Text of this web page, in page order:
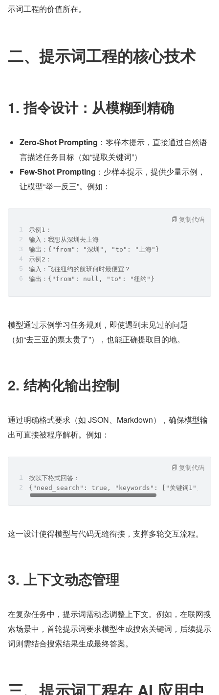
示词工程的价值所在。
二、提示词工程的核心技术
1. 指令设计：从模糊到精确
Zero-Shot Prompting ：零样本提示，直接通过自然语
言描述任务目标（如“提取关键词”）
Few-Shot Prompting ：少样本提示，提供少量示例，
让模型“举一反三”。例如：
示例1：
输入：我想从深圳去上海
输出：{"from": "深圳", "to": "上海"}
示例2：
输入：飞往纽约的航班何时最便宜？
输出：{"from": null, "to": "纽约"}
复制代码
模型通过示例学习任务规则，即使遇到未见过的问题
（如“去三亚的票太贵了”），也能正确提取目的地。
2. 结构化输出控制
通过明确格式要求（如 JSON、Markdown），确保模型输
出可直接被程序解析。例如：
按以下格式回答：
{"need_search": true, "keywords": ["关键词1", "
复制代码
这一设计使得模型与代码无缝衔接，支撑多轮交互流程。
3. 上下文动态管理
在复杂任务中，提示词需动态调整上下文。例如，在联网搜
索场景中，首轮提示词要求模型生成搜索关键词，后续提示
词则需结合搜索结果生成最终答案。
三、提示词工程在 AI 应用中